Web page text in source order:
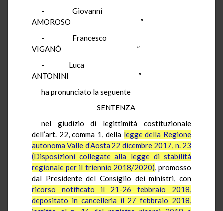
-
Giovanni
AMOROSO
”
-
Francesco
VIGANÒ
”
-
Luca
ANTONINI
”
ha pronunciato la seguente
SENTENZA
nel giudizio di legittimità costituzionale
dell’art. 22, comma 1, della legge della Regione
autonoma Valle d’Aosta 22 dicembre 2017, n. 23
(Disposizioni collegate alla legge di stabilità
regionale per il triennio 2018/2020), promosso
dal Presidente del Consiglio dei ministri, con
ricorso notificato il 21-26 febbraio 2018,
depositato in cancelleria il 27 febbraio 2018,